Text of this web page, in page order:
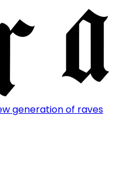
generation of raves